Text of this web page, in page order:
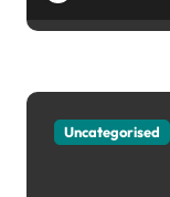
Uncategorised